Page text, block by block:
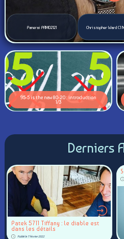
Panerai PAM02121 Christopher Ward C1
95-5 is the new 80-20 : introduction
1/3
Derniers
Patek 5711 Tiffany : le diable est
dans les détails
Publié le 7 février 2022